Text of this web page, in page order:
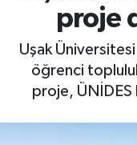
proje
Uşak
öğrenci
proje, ÜNİDES
Haber Arşivi